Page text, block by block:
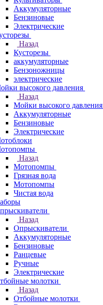
Аккумуляторные
Бензиновые
Электрические
Назад
Кусторезы
аккумуляторные
Бензоножницы
электрические
высокого давления
Назад
Мойки высокого давления
Аккумуляторные
Бензиновые
Электрические
Назад
Мотопомпы
Грязная вода
Мотопомпы
Чистая вода
Назад
Опрыскиватели
Аккумуляторные
Бензиновые
Ранцевые
Ручные
Электрические
молотки
Назад
Отбойные молотки